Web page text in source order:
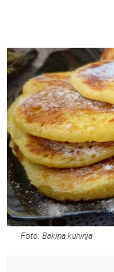
Foto: Bakina kuhinja